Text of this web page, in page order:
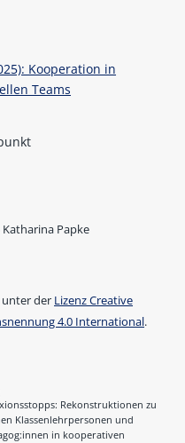
Kooperation in
Teams
Papke
unter der Lizenz Creative
4.0 International.
Rekonstruktionen zu
Klassenlehrpersonen und
in kooperativen